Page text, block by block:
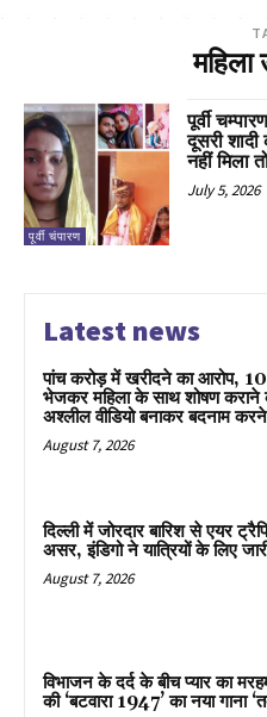
महिला
पूर्वी चंपारण
पूर्वी
दूसरी
नहीं मिला
July 5, 2026
Latest news
पांच करोड़ में खरीदने का आरोप,
भेजकर महिला के साथ शोषण कराने
अश्लील वीडियो बनाकर बदनाम
August 7, 2026
दिल्ली में जोरदार बारिश से एयर
असर, इंडिगो ने यात्रियों के लिए
August 7, 2026
विभाजन के दर्द के बीच प्यार का
की ‘बटवारा 1947’ का नया गाना